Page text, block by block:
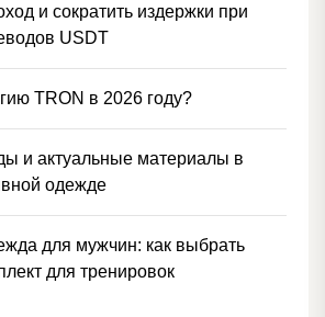
и сократить издержки при
USDT
TRON в 2026 году?
и актуальные материалы в
одежде
для мужчин: как выбрать
для тренировок